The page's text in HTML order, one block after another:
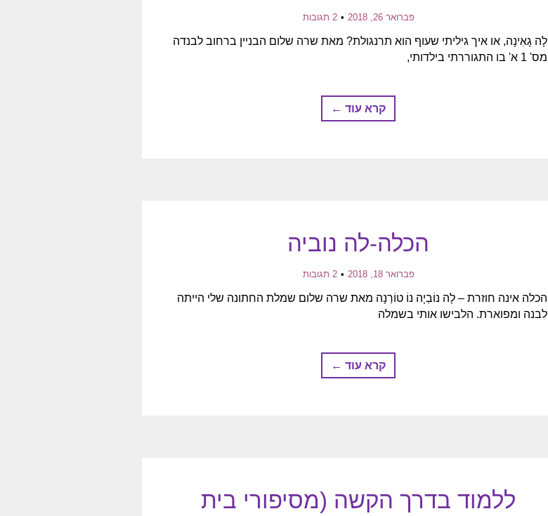
פברואר 26, 2018 2 תגובות
לָה גָאִינָה, או איך גיליתי שעוף הוא תרנגולת? מאת שרה שלום הבניין ברחוב לבנדה
מס' 1 א' בו התגוררתי בילדותי,
קרא עוד ←
הכלה-לה נוביה
פברואר 18, 2018 2 תגובות
הכלה אינה חוזרת – לָה נוֹבְיָה נוֹ טוֹרְנָה מאת שרה שלום שמלת החתונה שלי הייתה
לבנה ומפוארת. הלבישו אותי בשמלה
קרא עוד ←
ללמוד בדרך הקשה (מסיפורי בית